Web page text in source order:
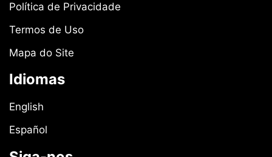
Política de Privacidade
Termos de Uso
Mapa do Site
Idiomas
English
Español